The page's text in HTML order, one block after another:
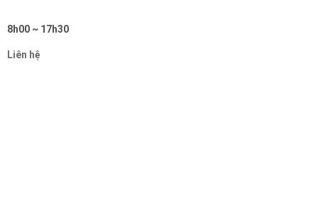
8h00 ~ 17h30
Liên hệ